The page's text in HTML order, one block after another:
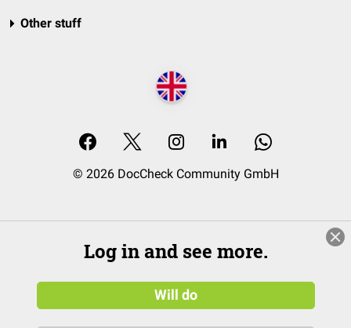
Other stuff
© 2026 DocCheck Community GmbH
Log in and see more.
Will do